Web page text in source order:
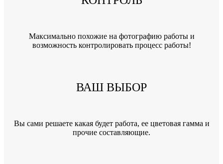
Максимально похожие на фотографию работы и
возможность контролировать процесс работы!
ВАШ ВЫБОР
Вы сами решаете какая будет работа, ее цветовая гамма и
прочие составляющие.